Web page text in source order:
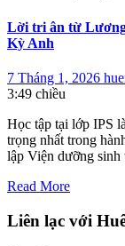
Lời tri ân từ
Kỳ Anh
7 Tháng 1, 2026
3:49 chiều
Học tập tại lớp IPS
trọng nhất trong
lập Viện dưỡng
Read More
Liên lạc với